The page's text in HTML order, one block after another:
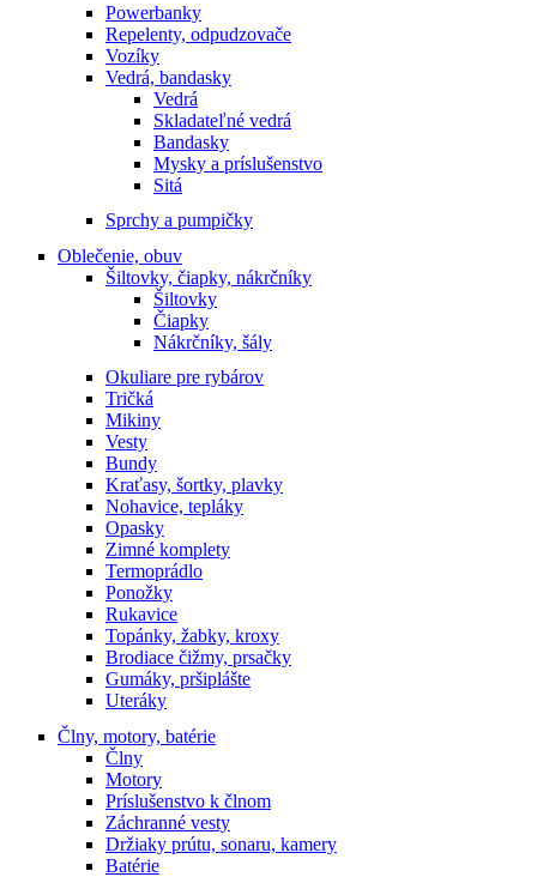
Powerbanky
Repelenty, odpudzovače
Vozíky
Vedrá, bandasky
Vedrá
Skladateľné vedrá
Bandasky
Mysky a príslušenstvo
Sitá
Sprchy a pumpičky
Oblečenie, obuv
Šiltovky, čiapky, nákrčníky
Šiltovky
Čiapky
Nákrčníky, šály
Okuliare pre rybárov
Tričká
Mikiny
Vesty
Bundy
Kraťasy, šortky, plavky
Nohavice, tepláky
Opasky
Zimné komplety
Termoprádlo
Ponožky
Rukavice
Topánky, žabky, kroxy
Brodiace čižmy, prsačky
Gumáky, pršiplášte
Uteráky
Člny, motory, batérie
Člny
Motory
Príslušenstvo k člnom
Záchranné vesty
Držiaky prútu, sonaru, kamery
Batérie